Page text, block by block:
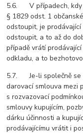
5.6. V případech, kdy
§ 1829 odst. 1
odstoupit, je
odstoupit, a to až do
případě vrátí
odkladu, a to
5.7. Je-li společně se
darovací smlouva mezi
s rozvazovací
smlouvy kupujícím,
dárku účinnosti a
prodávajícímu vrátit i